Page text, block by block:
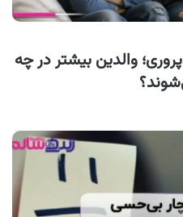
والدین بیشتر در چه